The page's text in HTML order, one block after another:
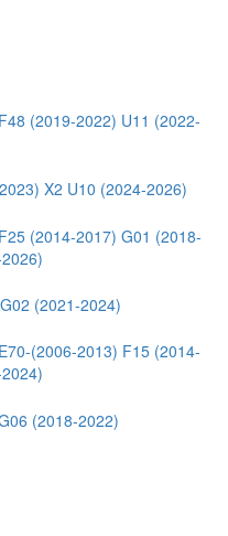
F48 (2019-2022) U11 (2022-
X2 U10 (2024-2026)
F25 (2014-2017) G01 (2018-
G02 (2021-2024)
E70-(2006-2013) F15 (2014-
(2018-2022)